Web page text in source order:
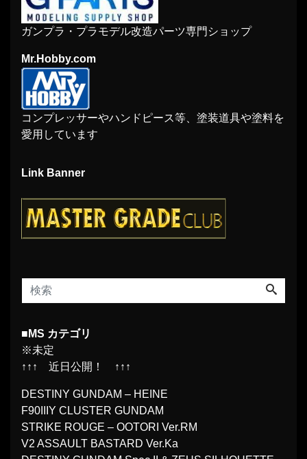
ガンプラ・プラモデル改造パーツ専門ショップ
Mr.Hobby.com
コンプレッサーやハンドピース等、塗装道具や塗料を
愛用しています
Link Banner
■MS カテゴリ
※未定
↑↑↑ 近日公開！ ↑↑↑
DESTINY GUNDAM – HEINE
F90IIIY CLUSTER GUNDAM
STRIKE ROUGE – OOTORI Ver.RM
V2 ASSAULT BASTARD Ver.Ka